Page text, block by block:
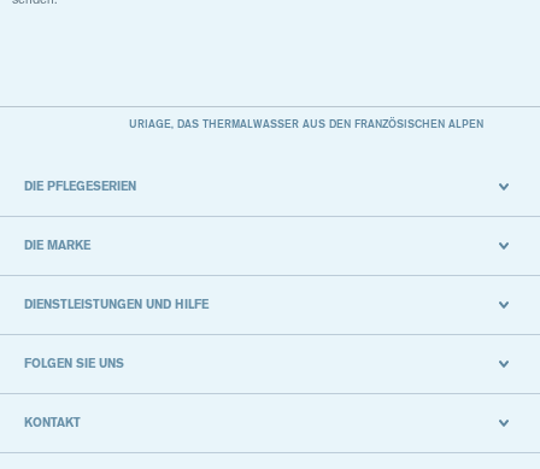
URIAGE, DAS THERMALWASSER AUS DEN FRANZÖSISCHEN ALPEN
DIE PFLEGESERIEN
DIE MARKE
DIENSTLEISTUNGEN UND HILFE
FOLGEN SIE UNS
KONTAKT